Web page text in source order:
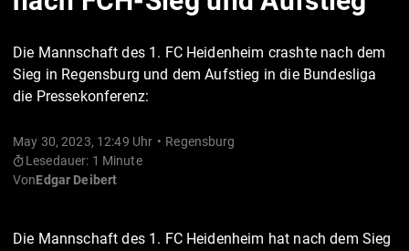
Die Mannschaft des 1. FC Heidenheim crashte nach dem
Sieg in Regensburg und dem Aufstieg in die Bundesliga
die Pressekonferenz:
May 30, 2023, 12:49 Uhr
Regensburg
Lesedauer: 1 Minute
VonEdgar Deibert
Die Mannschaft des 1. FC Heidenheim hat nach dem Sieg